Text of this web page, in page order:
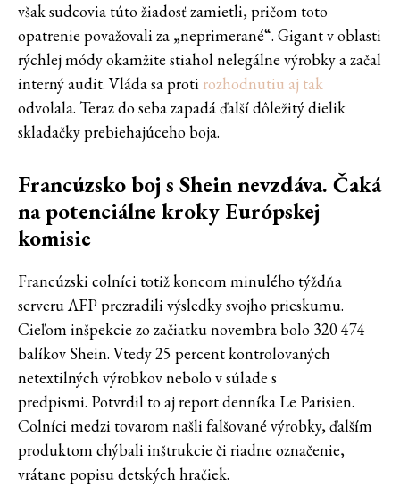
však sudcovia túto žiadosť zamietli, pričom toto
opatrenie považovali za „neprimerané“. Gigant v oblasti
rýchlej módy okamžite stiahol nelegálne výrobky a začal
interný audit. Vláda sa proti rozhodnutiu aj tak
odvolala. Teraz do seba zapadá ďalší dôležitý dielik
skladačky prebiehajúceho boja.
Francúzsko boj s Shein nevzdáva. Čaká
na potenciálne kroky Európskej
komisie
Francúzski colníci totiž koncom minulého týždňa
serveru AFP prezradili výsledky svojho prieskumu.
Cieľom inšpekcie zo začiatku novembra bolo 320 474
balíkov Shein. Vtedy 25 percent kontrolovaných
netextilných výrobkov nebolo v súlade s
predpismi. Potvrdil to aj report denníka Le Parisien.
Colníci medzi tovarom našli falšované výrobky, ďalším
produktom chýbali inštrukcie či riadne označenie,
vrátane popisu detských hračiek.